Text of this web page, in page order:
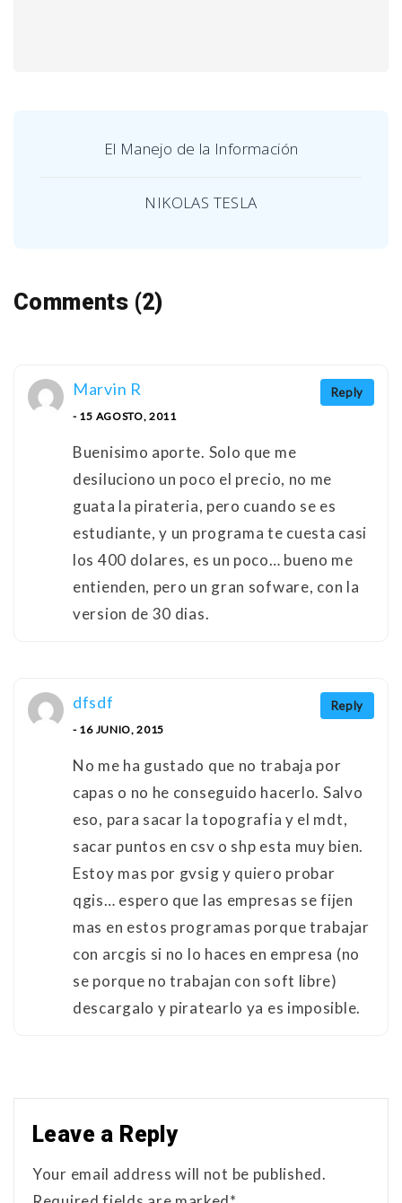
El Manejo de la Información
NIKOLAS TESLA
Comments (2)
Reply
Marvin R
- 15 AGOSTO, 2011
Buenisimo aporte. Solo que me
desiluciono un poco el precio, no me
guata la pirateria, pero cuando se es
estudiante, y un programa te cuesta casi
los 400 dolares, es un poco… bueno me
entienden, pero un gran sofware, con la
version de 30 dias.
Reply
dfsdf
- 16 JUNIO, 2015
No me ha gustado que no trabaja por
capas o no he conseguido hacerlo. Salvo
eso, para sacar la topografia y el mdt,
sacar puntos en csv o shp esta muy bien.
Estoy mas por gvsig y quiero probar
qgis… espero que las empresas se fijen
mas en estos programas porque trabajar
con arcgis si no lo haces en empresa (no
se porque no trabajan con soft libre)
descargalo y piratearlo ya es imposible.
Leave a Reply
Your email address will not be published.